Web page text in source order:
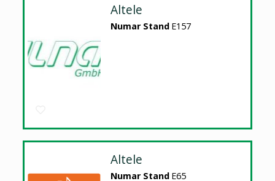
Altele
Numar Stand E157
Altele
Numar Stand E65